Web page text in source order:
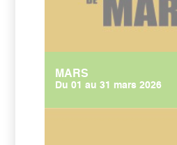
MARS
Du 01 au 31 mars 2026